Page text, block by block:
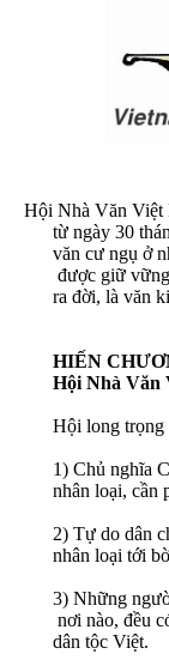
Hội Nhà Văn Việt
từ ngày 30
văn cư ngụ ở
được giữ ​​ vữ
ra đời, là văn ki
HIẾN
Hội Nhà Văn
Hội long trọng
1) Chủ ​​ nghĩa C
nhân loại, cần
2) Tự do dân
nhân loại tới bờ
3) Những ngư
nơi nào, đều
dân tộc Việt.